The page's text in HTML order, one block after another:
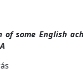
some English